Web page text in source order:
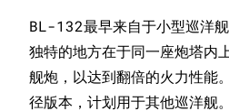
BL-132最早来自于小型巡洋
独特的地方在于同一座炮塔内
舰炮，以达到翻倍的火力性能